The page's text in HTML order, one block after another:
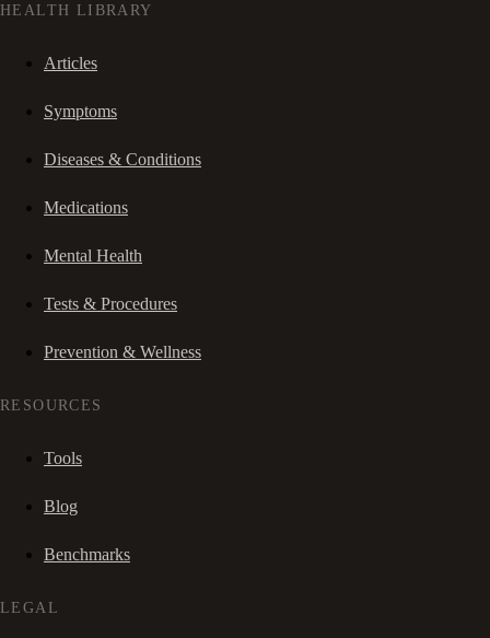
HEALTH LIBRARY
Articles
Symptoms
Diseases & Conditions
Medications
Mental Health
Tests & Procedures
Prevention & Wellness
RESOURCES
Tools
Blog
Benchmarks
LEGAL